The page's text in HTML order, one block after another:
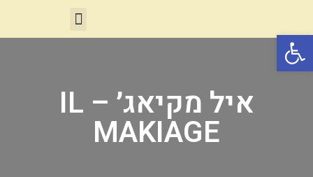
פתח סרגל נגישות
איל מקיאג׳ – IL
MAKIAGE